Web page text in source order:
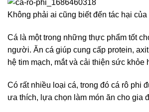
Không phải ai cũng biết đến tác hại của
Cá là một trong những thực phẩm tốt
người. Ăn cá giúp cung cấp protein,
hệ tim mạch, mắt và cải thiện sức khỏe
Có rất nhiều loại cá, trong đó cá rô phi
ưa thích, lựa chọn làm món ăn cho gia